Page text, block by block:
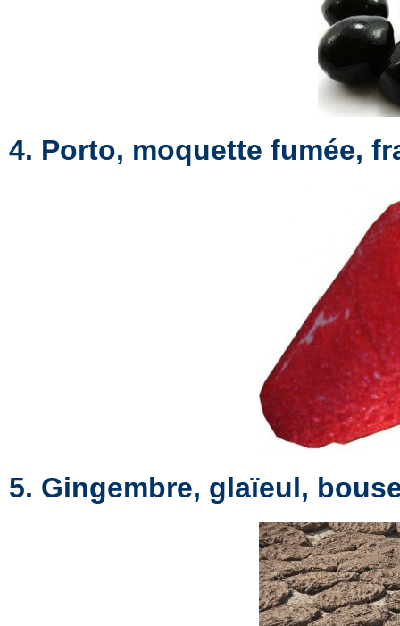
4. Porto, moquette fumée,
5. Gingembre, glaïeul,